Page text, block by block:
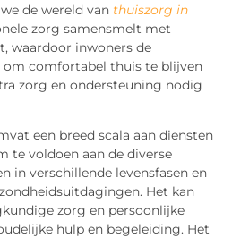
de wereld van thuiszorg in
zorg samensmelt met
waardoor inwoners de
om comfortabel thuis te blijven
zorg en ondersteuning nodig
een breed scala aan diensten
te voldoen aan de diverse
in verschillende levensfasen en
Het kan
zorg en persoonlijke
hulp en begeleiding. Het